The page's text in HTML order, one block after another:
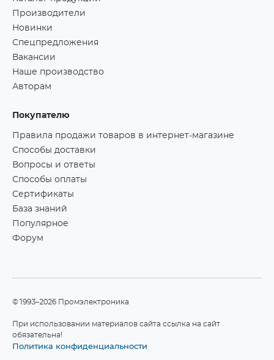
Производители
Новинки
Спецпредложения
Вакансии
Наше производство
Авторам
Покупателю
Правила продажи товаров в интернет-магазине
Способы доставки
Вопросы и ответы
Способы оплаты
Сертификаты
База знаний
Популярное
Форум
©1993–2026 Промэлектроника
При использовании материалов сайта ссылка на сайт
обязательна!
Политика конфиденциальности